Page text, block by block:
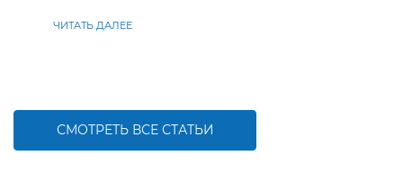
ЧИТАТЬ ДАЛЕЕ
СМОТРЕТЬ ВСЕ СТАТЬИ